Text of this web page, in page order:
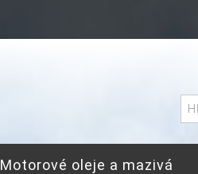
Motorové oleje a mazivá